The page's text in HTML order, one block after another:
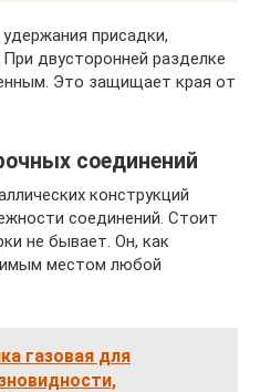
присадки,
двусторонней разделке
Это защищает края от
соединений
конструкций
соединений. Стоит
не бывает. Он, как
местом любой
газовая для